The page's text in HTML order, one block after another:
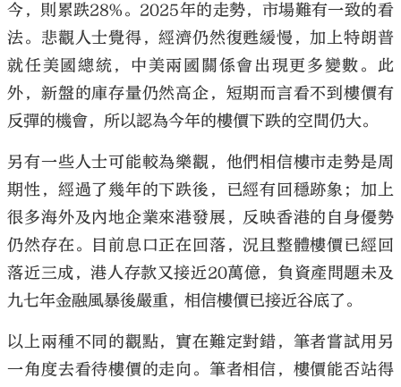
大公文匯
今，則累跌28%。2025年的走勢，市場難有一致的看
法。悲觀人士覺得，經濟仍然復甦緩慢，加上特朗普
就任美國總統，中美兩國關係會出現更多變數。此
外，新盤的庫存量仍然高企，短期而言看不到樓價有
反彈的機會，所以認為今年的樓價下跌的空間仍大。
另有一些人士可能較為樂觀，他們相信樓市走勢是周
期性，經過了幾年的下跌後，已經有回穩跡象；加上
很多海外及內地企業來港發展，反映香港的自身優勢
仍然存在。目前息口正在回落，況且整體樓價已經回
落近三成，港人存款又接近20萬億，負資產問題未及
九七年金融風暴後嚴重，相信樓價已接近谷底了。
以上兩種不同的觀點，實在難定對錯，筆者嘗試用另
一角度去看待樓價的走向。筆者相信，樓價能否站得